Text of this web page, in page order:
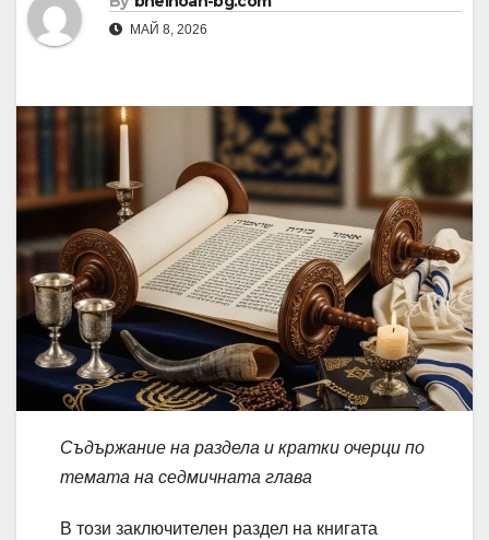
МАЙ 8, 2026
Съдържание на раздела и кратки очерци по
темата на седмичната глава
В този заключителен раздел на книгата